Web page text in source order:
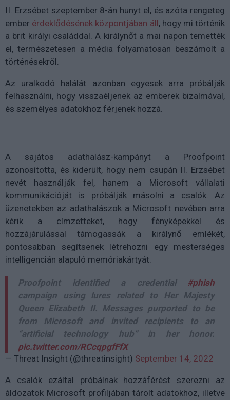
II. Erzsébet szeptember 8-án hunyt el, és azóta rengeteg
ember érdeklődésének központjában áll, hogy mi történik
a brit királyi családdal. A királynőt a mai napon temették
el, természetesen a média folyamatosan beszámolt a
történésekről.
Az uralkodó halálát azonban egyesek arra próbálják
felhasználni, hogy visszaéljenek az emberek bizalmával,
és személyes adatokhoz férjenek hozzá.
A sajátos adathalász-kampányt a Proofpoint
azonosította, és kiderült, hogy nem csupán II. Erzsébet
nevét használják fel, hanem a Microsoft vállalati
kommunikációját is próbálják másolni a csalók. Az
üzenetekben az adathalászok a Microsoft nevében arra
kérik a címzetteket, hogy fényképekkel és
hozzájárulással támogassák a királynő emlékét,
pontosabban segítsenek létrehozni egy mesterséges
intelligencián alapuló memóriakártyát.
Proofpoint identified a credential #phish
campaign using lures related to Her Majesty
Queen Elizabeth II. Messages purported to be
from Microsoft and invited recipients to an
“artificial technology hub” in her honor.
pic.twitter.com/RCcqpgfFfX
— Threat Insight (@threatinsight) September 14, 2022
A csalók ezáltal próbálnak hozzáférést szerezni az
áldozatok Microsoft profiljában tárolt adatokhoz, illetve